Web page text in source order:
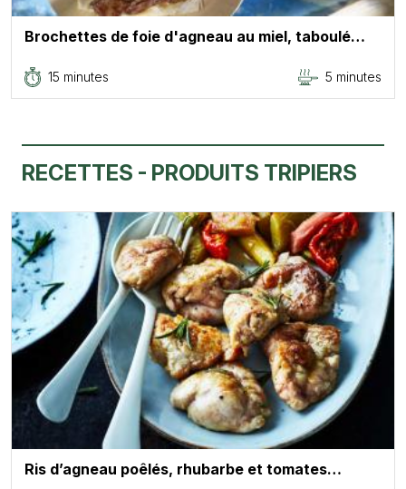
Brochettes de foie d'agneau au miel, taboulé…
15 minutes 5 minutes
RECETTES - PRODUITS TRIPIERS
Ris d’agneau poêlés, rhubarbe et tomates…